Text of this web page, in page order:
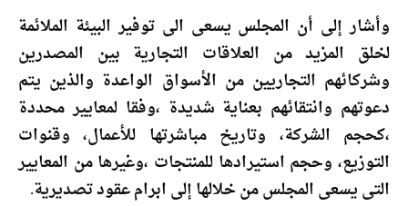
وأشار إلى أن المجلس يسعى الى توفير البيئة الملائمة
لخلق المزيد من العلاقات التجارية بين المصدرين
وشركائهم التجاريين من الأسواق الواعدة والذين يتم
دعوتهم وانتقائهم بعناية شديدة ،وفقا لمعايير محددة
،كحجم الشركة، وتاريخ مباشرتها للأعمال، وقنوات
التوزيع، وحجم استيرادها للمنتجات ،وغيرها من المعايير
التى يسعى المجلس من خلالها إلى ابرام عقود تصديرية.